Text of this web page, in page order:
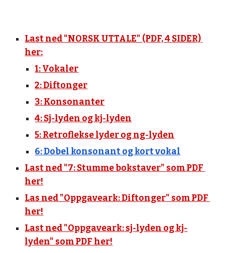
Last ned "NORSK UTTALE" (PDF, 4 SIDER)
her:
1: Vokaler
2: Diftonger
3: Konsonanter
4: Sj-lyden og kj-lyden
5: Retroflekse lyder og ng-lyden
6: Dobel konsonant og kort vokal
Last ned "7: Stumme bokstaver" som PDF
her!
Las ned "Oppgaveark: Diftonger" som PDF
her!
Last ned "Oppgaveark: sj-lyden og kj-
lyden" som PDF her!